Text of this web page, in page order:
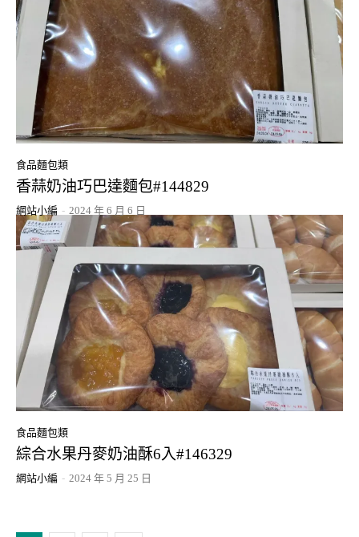
食品麵包類
香蒜奶油巧巴達麵包#144829
網站小編 - 2024 年 6 月 6 日
食品麵包類
綜合水果丹麥奶油酥6入#146329
網站小編 - 2024 年 5 月 25 日